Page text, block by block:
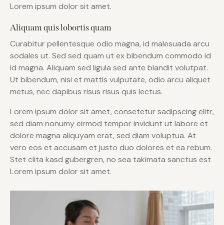
Lorem ipsum dolor sit amet.
Aliquam quis lobortis quam
Curabitur pellentesque odio magna, id malesuada arcu
sodales ut. Sed sed quam ut ex bibendum commodo id
id magna. Aliquam sed ligula sed ante blandit volutpat.
Ut bibendum, nisi et mattis vulputate, odio arcu aliquet
metus, nec dapibus risus risus quis lectus.
Lorem ipsum dolor sit amet, consetetur sadipscing elitr,
sed diam nonumy eirmod tempor invidunt ut labore et
dolore magna aliquyam erat, sed diam voluptua. At
vero eos et accusam et justo duo dolores et ea rebum.
Stet clita kasd gubergren, no sea takimata sanctus est
Lorem ipsum dolor sit amet.